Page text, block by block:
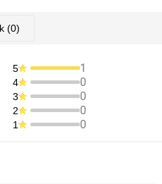
(0)
5 1
4 0
3 0
2 0
1 0